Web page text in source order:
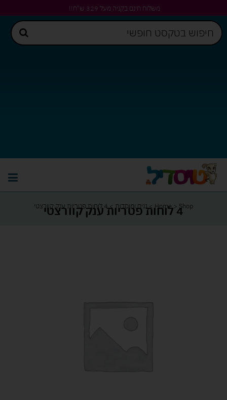
משלוח חינם בקניה מעל 329 ש"ח!!
Home> Shop
>גנים ומוסדות >4 לוחות פטריות ענק קוורצטי 4 לוחות פטריות ענק קוורצטי